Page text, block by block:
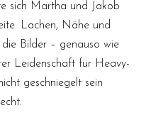
sich Martha und Jakob
Lachen, Nähe und
Bilder – genauso wie
Leidenschaft für Heavy-
geschniegelt sein